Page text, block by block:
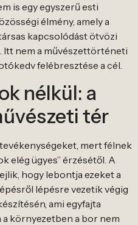
is egy egyszerű esti
élmény, amely a
kapcsolódást ötvözi
Itt nem a művészettörténeti
felébresztése a cél.
nélkül: a
tér
mert félnek
elég ügyes” érzésétől. A
hogy lebontja ezeket a
lépésre vezetik végig
ami egyfajta
környezetben a bor nem